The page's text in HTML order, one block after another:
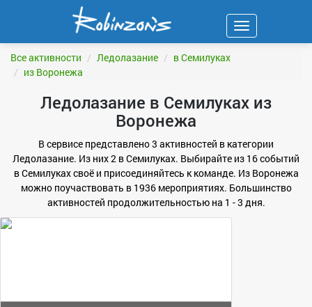
Навигация
Все активности Ледолазание
в Семилуках
из Воронежа
Ледолазание в Семилуках из
Воронежа
В сервисе представлено 3 активностей в категории
Ледолазание. Из них 2 в Семилуках. Выбирайте из 16 событий
в Семилуках своё и присоединяйтесь к команде. Из Воронежа
можно поучаствовать в 1936 мероприятиях. Большинство
активностей продолжительностью на 1 - 3 дня.